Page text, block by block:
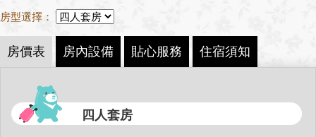
房型選擇：
房價表 房內設備 貼心服務 住宿須知
四人套房